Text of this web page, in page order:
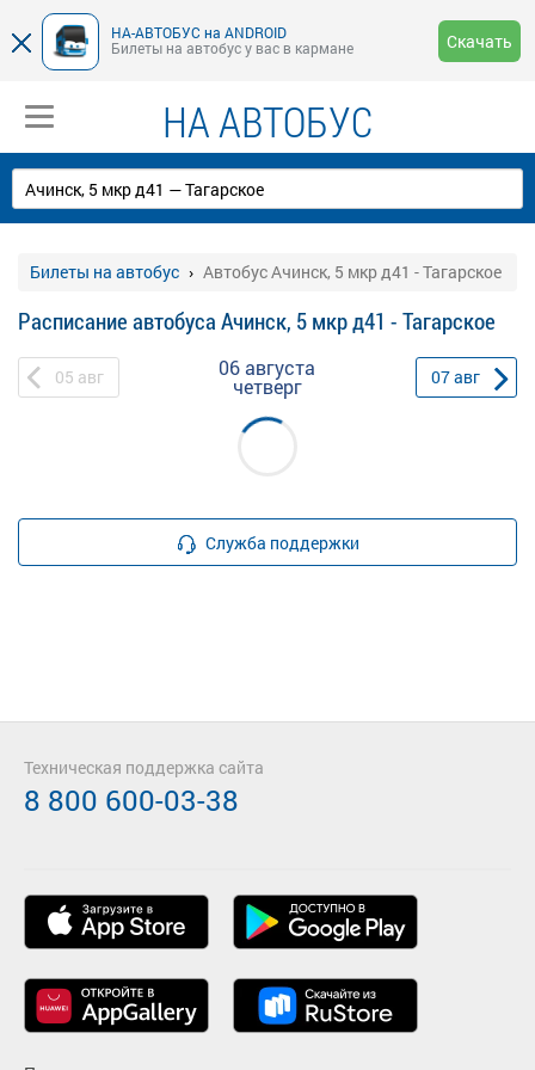
НА-АВТОБУС на ANDROID
Билеты на автобус у вас в кармане
Скачать
НА АВТОБУС
Билеты на автобус Автобус Ачинск, 5 мкр д41 - Тагарское
Расписание автобуса Ачинск, 5 мкр д41 - Тагарское
05 авг 06 августа
четверг 07авг
Служба поддержки
Техническая поддержка сайта
8 800 600-03-38